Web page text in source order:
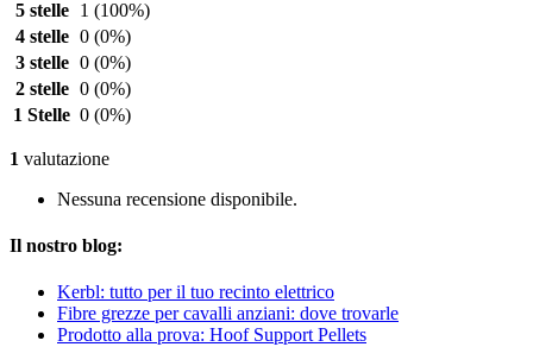
5 stelle 1 (100%)
4 stelle 0 (0%)
3 stelle 0 (0%)
2 stelle 0 (0%)
1 Stelle 0 (0%)
1 valutazione
Nessuna recensione disponibile.
Il nostro blog:
Kerbl: tutto per il tuo recinto elettrico
Fibre grezze per cavalli anziani: dove trovarle
Prodotto alla prova: Hoof Support Pellets